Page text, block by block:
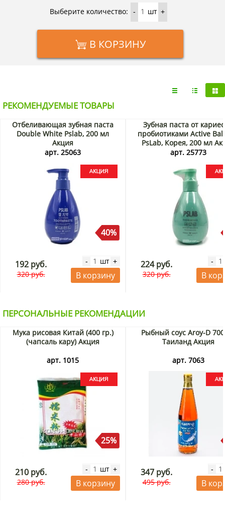
Выберите количество: - шт +
В КОРЗИНУ
РЕКОМЕНДУЕМЫЕ ТОВАРЫ
Отбеливающая зубная паста
Double White Pslab, 200 мл
Акция
арт. 25063
40%
192 руб.
320 руб.
- шт +
В корзину
Зубная паста от
пробиотиками Active
PsLab, Корея, 200 мл
арт. 25773
224 руб.
320 руб.
-
В
ПЕРСОНАЛЬНЫЕ РЕКОМЕНДАЦИИ
Мука рисовая Китай (400 гр.)
(чапсаль кару) Акция
арт. 1015
25%
210 руб.
280 руб.
- шт +
В корзину
Рыбный соус Aroy-D
Таиланд Акция
арт. 7063
347 руб.
495 руб.
-
В